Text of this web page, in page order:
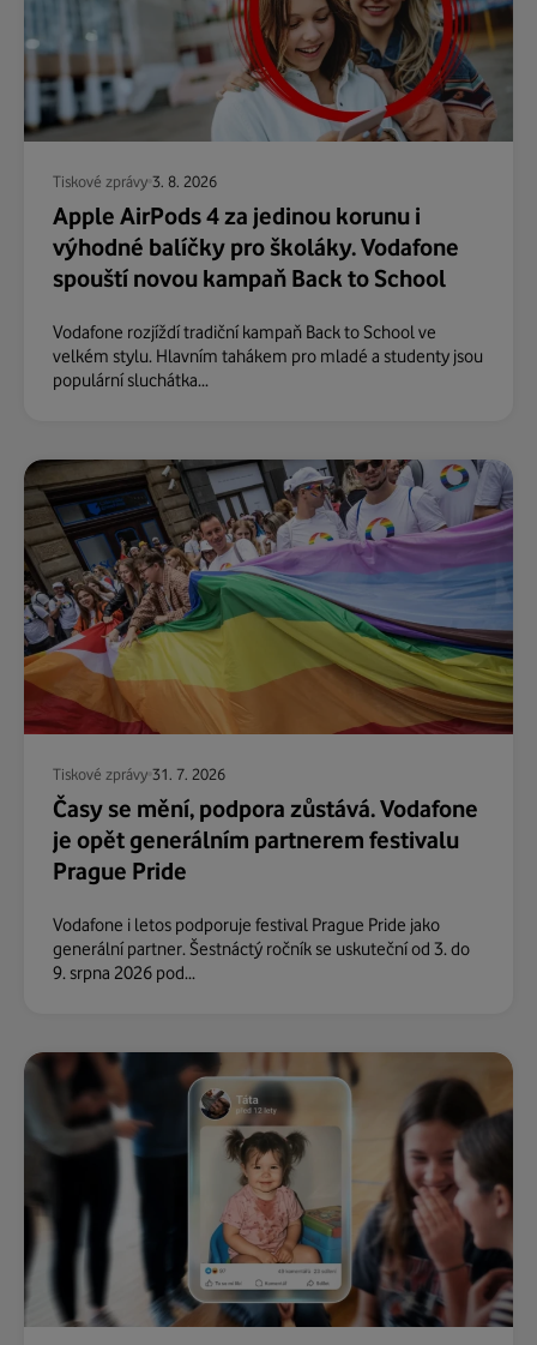
Tiskové zprávy 3. 8. 2026
Apple AirPods 4 za jedinou korunu i
výhodné balíčky pro školáky. Vodafone
spouští novou kampaň Back to School
Vodafone rozjíždí tradiční kampaň Back to School ve
velkém stylu. Hlavním tahákem pro mladé a studenty jsou
populární sluchátka...
Tiskové zprávy 31. 7. 2026
Časy se mění, podpora zůstává. Vodafone
je opět generálním partnerem festivalu
Prague Pride
Vodafone i letos podporuje festival Prague Pride jako
generální partner. Šestnáctý ročník se uskuteční od 3. do
9. srpna 2026 pod...